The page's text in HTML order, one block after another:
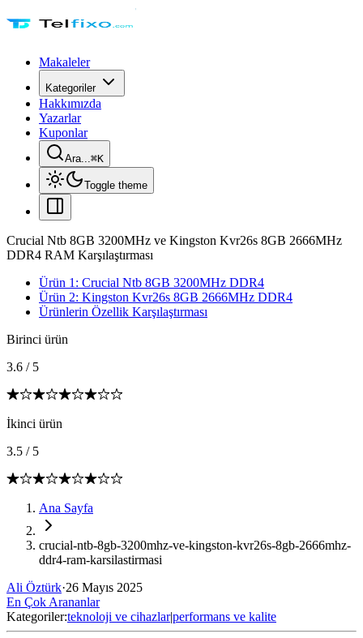
Makaleler
Kategoriler
Hakkımızda
Yazarlar
Kuponlar
Ara...⌘K
Toggle theme
Crucial Ntb 8GB 3200MHz ve Kingston Kvr26s 8GB 2666MHz
DDR4 RAM Karşılaştırması
Ürün 1: Crucial Ntb 8GB 3200MHz DDR4
Ürün 2: Kingston Kvr26s 8GB 2666MHz DDR4
Ürünlerin Özellik Karşılaştırması
Birinci ürün
3.6 / 5
İkinci ürün
3.5 / 5
Ana Sayfa
crucial-ntb-8gb-3200mhz-ve-kingston-kvr26s-8gb-2666mhz-
ddr4-ram-karsilastirmasi
Ali Öztürk·26 Mayıs 2025
En Çok Arananlar
Kategoriler:teknoloji ve cihazlar|performans ve kalite